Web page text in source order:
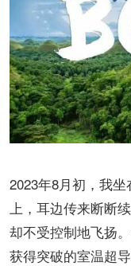
2023年8月初，我
上，耳边传来断断
却不受控制地飞扬
获得突破的室温超